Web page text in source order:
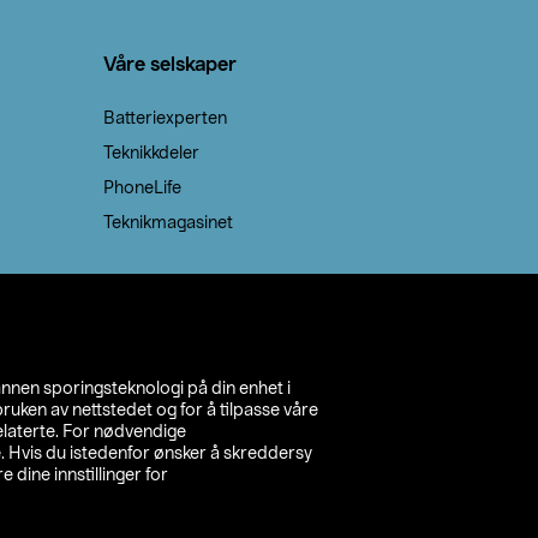
sporingsteknologi på din enhet i
av nettstedet og for å tilpasse våre
For nødvendige
Hvis du istedenfor ønsker å skreddersy
dine innstillinger for
Våre selskaper
Batteriexperten
Teknikkdeler
PhoneLife
Teknikmagasinet